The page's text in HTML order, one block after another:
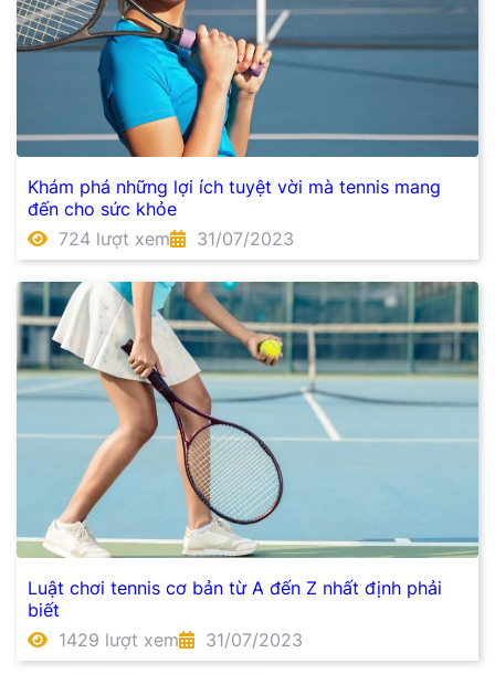
Khám phá những lợi ích tuyệt vời mà tennis mang
đến cho sức khỏe
724 lượt xem
31/07/2023
Luật chơi tennis cơ bản từ A đến Z nhất định phải
biết
1429 lượt xem
31/07/2023